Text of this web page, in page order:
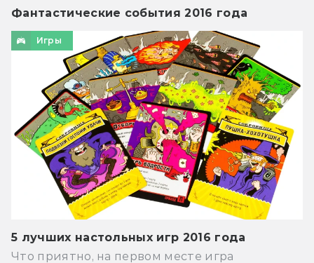
Фантастические события 2016 года
Игры
5 лучших настольных игр 2016 года
Что приятно, на первом месте игра